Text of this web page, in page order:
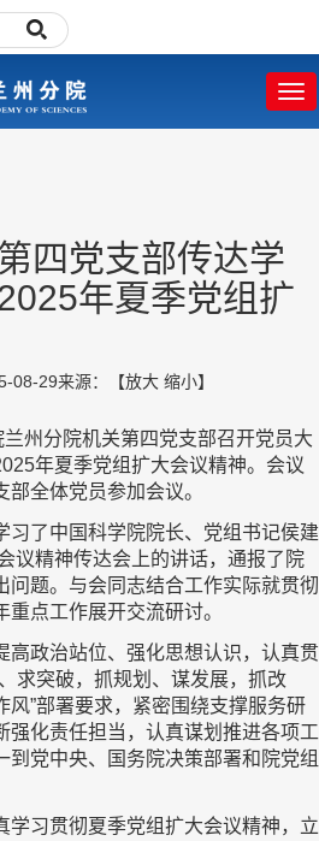
四党支部传达学
年夏季党组扩
08-29来源： 【放大 缩小】
州分院机关第四党支部召开党员大
年夏季党组扩大会议精神。会议
全体党员参加会议。
习了中国科学院院长、党组书记侯建
议精神传达会上的讲话，通报了院
问题。与会同志结合工作实际就贯彻
点工作展开交流研讨。
高政治站位、强化思想认识，认真贯
求突破，抓规划、谋发展，抓改
风”部署要求，紧密围绕支撑服务研
强化责任担当，认真谋划推进各项工
到党中央、国务院决策部署和院党组
学习贯彻夏季党组扩大会议精神，立